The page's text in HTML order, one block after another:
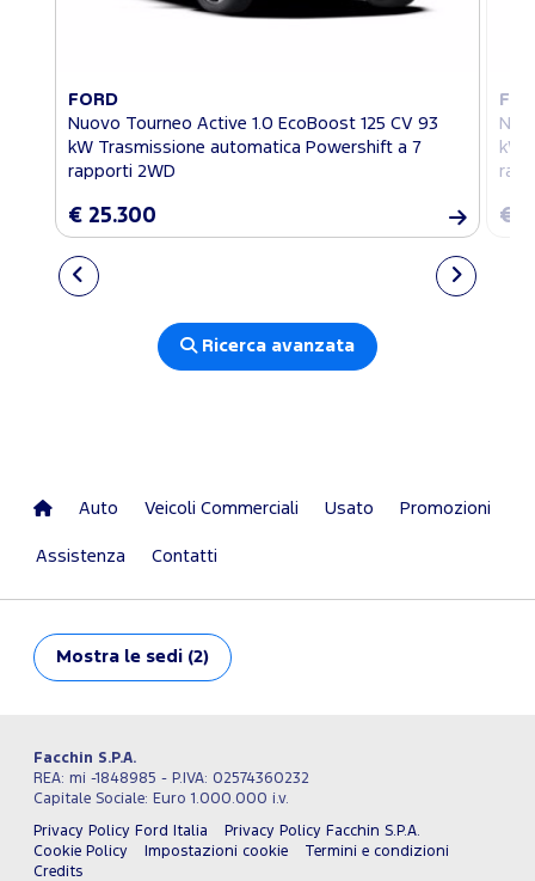
FORD
Nuovo Tourneo Active 1.0 EcoBoost 125 CV 93
kW Trasmissione automatica Powershift a 7
rapporti 2WD
€ 25.300
kW
€
Ricerca avanzata
Auto Veicoli Commerciali Usato Promozioni
Assistenza Contatti
Mostra le sedi (2)
Facchin S.P.A.
REA: mi -1848985 - P.IVA: 02574360232
Capitale Sociale: Euro 1.000.000 i.v.
Privacy Policy Ford Italia
Privacy Policy Facchin S.P.A.
Cookie Policy
Impostazioni cookie
Termini e condizioni
Credits